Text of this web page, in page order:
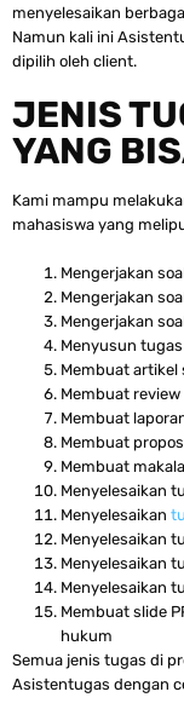
menyelesaikan
Namun kali ini
dipilih oleh client.
JENIS
YANG
Kami mampu
mahasiswa yang
Mengerjakan
Mengerjakan
Mengerjakan
Menyusun
Membuat
Membuat
Membuat
Membuat
Membuat
Menyelesaikan
Menyelesaikan
Menyelesaikan
Menyelesaikan
Menyelesaikan
Membuat slide
hukum
Semua jenis tugas di
Asistentugas dengan